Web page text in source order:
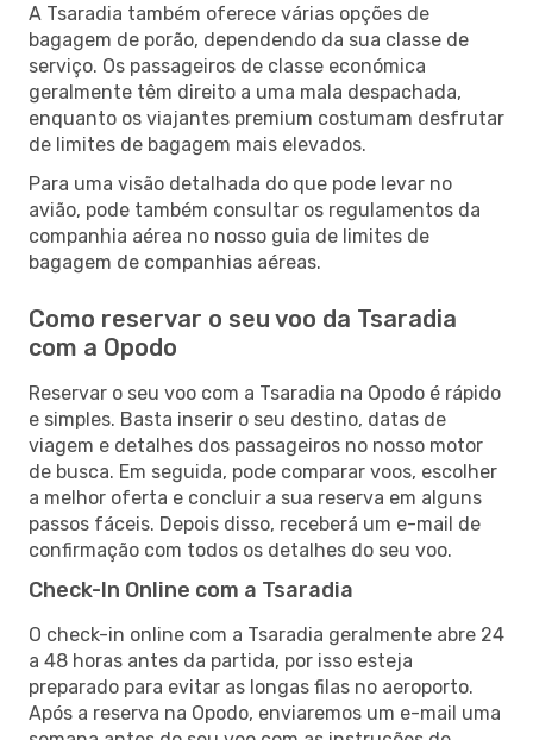
A Tsaradia também oferece várias opções de
bagagem de porão, dependendo da sua classe de
serviço. Os passageiros de classe económica
geralmente têm direito a uma mala despachada,
enquanto os viajantes premium costumam desfrutar
de limites de bagagem mais elevados.
Para uma visão detalhada do que pode levar no
avião, pode também consultar os regulamentos da
companhia aérea no nosso guia de limites de
bagagem de companhias aéreas.
Como reservar o seu voo da Tsaradia
com a Opodo
Reservar o seu voo com a Tsaradia na Opodo é rápido
e simples. Basta inserir o seu destino, datas de
viagem e detalhes dos passageiros no nosso motor
de busca. Em seguida, pode comparar voos, escolher
a melhor oferta e concluir a sua reserva em alguns
passos fáceis. Depois disso, receberá um e-mail de
confirmação com todos os detalhes do seu voo.
Check-In Online com a Tsaradia
O check-in online com a Tsaradia geralmente abre 24
a 48 horas antes da partida, por isso esteja
preparado para evitar as longas filas no aeroporto.
Após a reserva na Opodo, enviaremos um e-mail uma